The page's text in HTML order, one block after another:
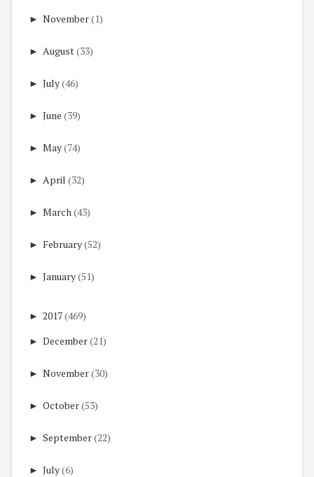
► November(1)
► August(33)
► July(46)
► June (39)
► May(74)
► April (32)
► March(43)
► February(52)
► January(51)
► 2017(469)
► December(21)
► November(30)
► October(53)
► September(22)
► July(6)